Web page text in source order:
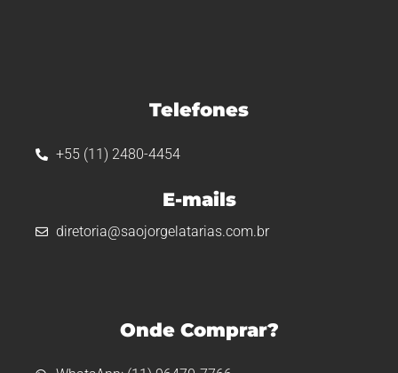
Telefones
+55 (11) 2480-4454
E-mails
diretoria@saojorgelatarias.com.br
Onde Comprar?